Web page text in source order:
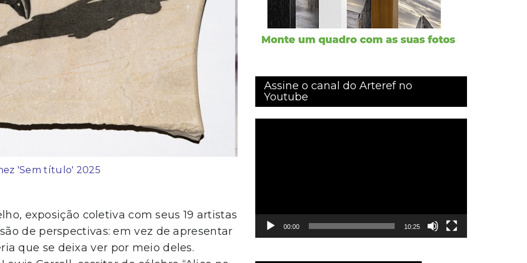
'Sem título' 2025
exposição coletiva com seus 19 artistas
de perspectivas: em vez de apresentar
que se deixa ver por meio deles.
Assine o canal do Arteref no
Youtube
00:00 10:25